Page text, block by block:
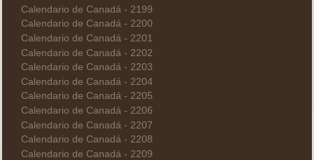
Calendario de Canadá - 2199
Calendario de Canadá - 2200
Calendario de Canadá - 2201
Calendario de Canadá - 2202
Calendario de Canadá - 2203
Calendario de Canadá - 2204
Calendario de Canadá - 2205
Calendario de Canadá - 2206
Calendario de Canadá - 2207
Calendario de Canadá - 2208
Calendario de Canadá - 2209